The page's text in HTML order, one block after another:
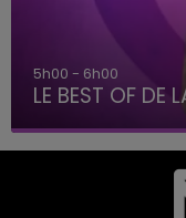
5h00 - 6h00
LE BEST OF DE